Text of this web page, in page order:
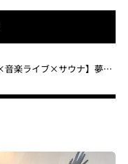
【花火×音楽ライブ×サウナ】夢の複合フェスが開催！12,000発の花火で秋の外遊びをスタート【KREVA、RIP SLYMEほか出演】